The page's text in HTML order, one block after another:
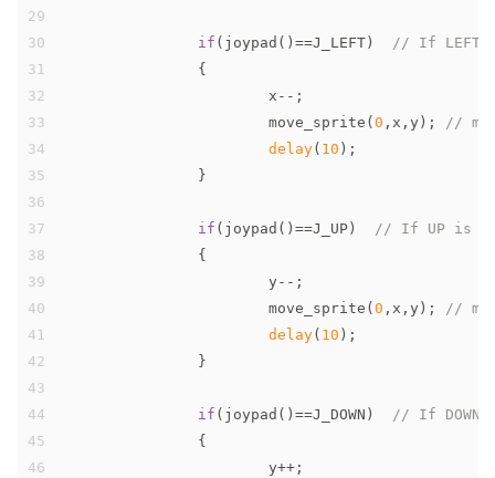
29
30
31
32
33
34
35
36
37
38
39
40
41
42
43
44
45
46
if (joypad()==J_LEFT) // If LEFT
		{
			x--;
			move_sprite(
0 ,x,y); //
delay( 10 );
		}
if (joypad()==J_UP) // If UP is
		{
			y--;
			move_sprite(
0 ,x,y); //
delay( 10 );
		}
if (joypad()==J_DOWN) // If DOWN
		{
			y++;